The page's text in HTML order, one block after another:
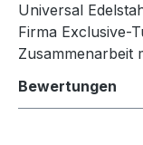
Universal
Firma Exclusive-
Zusammenarbeit
Bewertungen